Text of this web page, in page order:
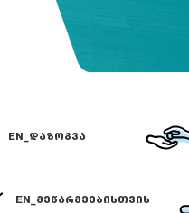
EN_ᲓᲐᲖᲝᲒᲕᲐ
EN_ᲛᲔᲬᲐᲠᲛᲔᲔᲑᲘᲡᲗᲕᲘᲡ